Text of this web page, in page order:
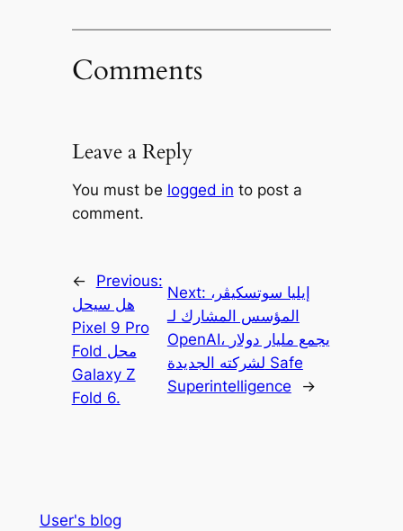
Comments
Leave a Reply
You must be logged in to post a
comment.
←
Previous:
هل سيحل
Pixel 9 Pro
Fold محل
Galaxy Z
Fold 6.
Next: إيليا سوتسكيڤر،
المؤسس المشارك لـ
OpenAI، يجمع مليار دولار
لشركته الجديدة Safe
Superintelligence
→
User's blog